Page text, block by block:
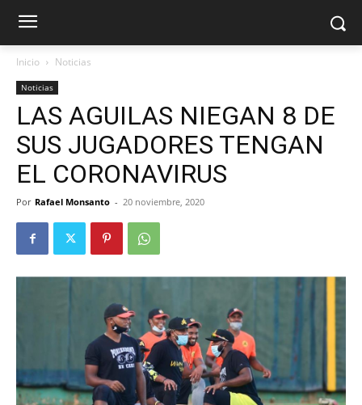
Inicio Noticias
Noticias
LAS AGUILAS NIEGAN 8 DE
SUS JUGADORES TENGAN
EL CORONAVIRUS
Por Rafael Monsanto - 20 noviembre, 2020